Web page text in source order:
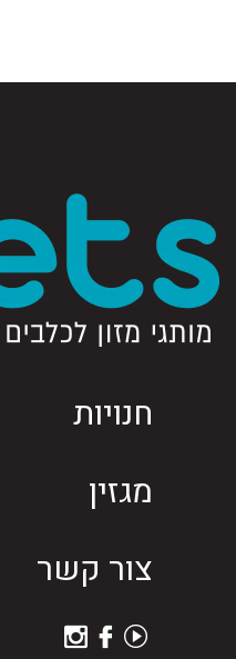
חנויות
מגזין
צור קשר